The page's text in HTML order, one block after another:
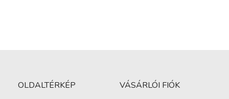
OLDALTÉRKÉP VÁSÁRLÓI FIÓK